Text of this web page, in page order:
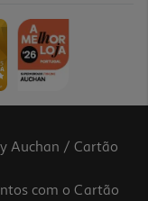
Auchan / Cartão
com o Cartão